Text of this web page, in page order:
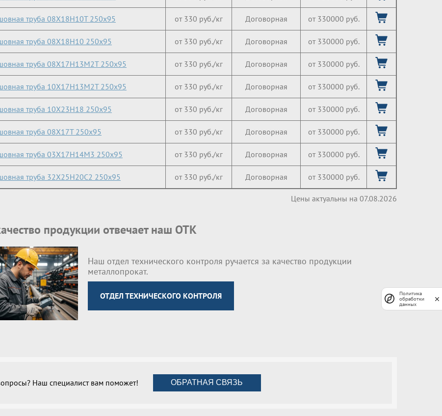
труба 08Х18Н10Т 250х95 от 330 руб./кг Договорная от 330000 руб.
труба 08Х18Н10 250х95 от 330 руб./кг Договорная от 330000 руб.
труба 08Х17Н13М2Т 250х95 от 330 руб./кг Договорная от 330000 руб.
труба 10Х17Н13М2Т 250х95 от 330 руб./кг Договорная от 330000 руб.
труба 10Х23Н18 250х95 от 330 руб./кг Договорная от 330000 руб.
труба 08Х17Т 250х95 от 330 руб./кг Договорная от 330000 руб.
труба 03Х17Н14М3 250х95 от 330 руб./кг Договорная от 330000 руб.
труба 32Х25Н20С2 250х95 от 330 руб./кг Договорная от 330000 руб.
Цены актуальны на 07.08.2026
продукции отвечает наш ОТК
Наш отдел технического контроля ручается за качество продукции
металлопрокат.
ОТДЕЛ ТЕХНИЧЕСКОГО КОНТРОЛЯ
Наш специалист вам поможет! ОБРАТНАЯ СВЯЗЬ
Политика
обработки
данных